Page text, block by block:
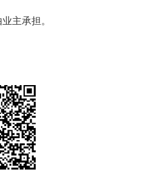
主承担。